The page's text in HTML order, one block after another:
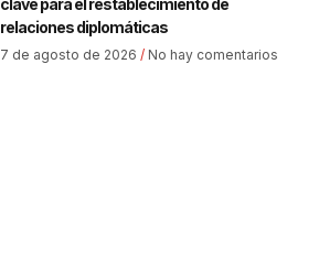
relaciones diplomáticas
7 de agosto de 2026 No hay comentarios